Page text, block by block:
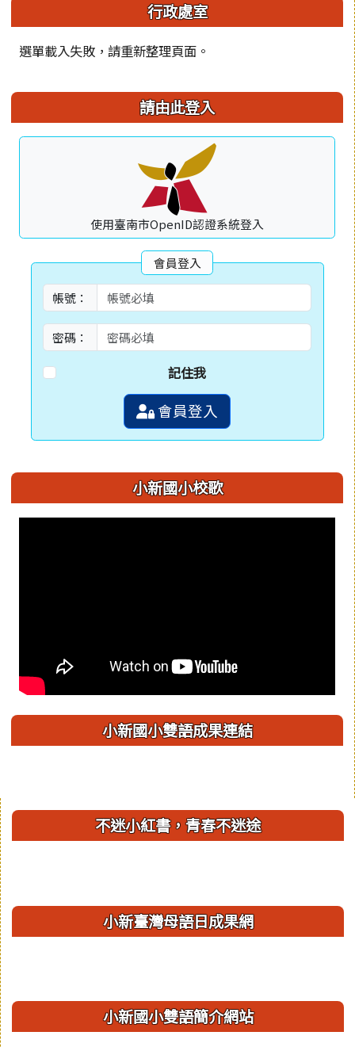
左邊區域內容 行政處室
選單載入失敗，請重新整理頁面。
請由此登入
使用臺南市OpenID認證系統登入
會員登入
帳號：
密碼：
記住我
會員登入
小新國小校歌
小新國小雙語成果連結
右邊區域內容不迷小紅書，青春不迷途
小新臺灣母語日成果網
小新國小雙語簡介網站